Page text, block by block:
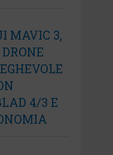
MAVIC 3,
4/3 E